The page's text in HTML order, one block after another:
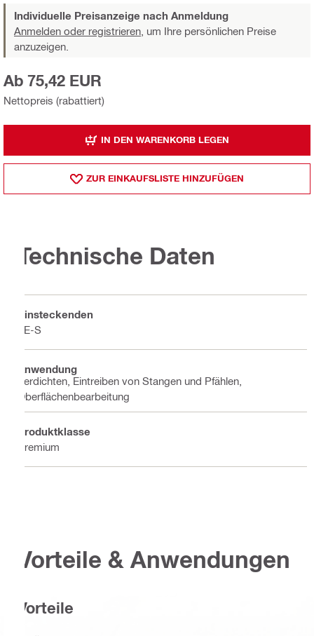
Individuelle Preisanzeige nach Anmeldung
Anmelden oder registrieren, um Ihre persönlichen Preise
anzuzeigen.
Nettopreis (rabattiert)
Ab 75,42 EUR
IN DEN WARENKORB LEGEN
ZUR EINKAUFSLISTE HINZUFÜGEN
Technische Daten
Einsteckenden
TE-S
Anwendung
Verdichten, Eintreiben von Stangen und Pfählen,
Oberflächenbearbeitung
Produktklasse
Premium
Vorteile & Anwendungen
Vorteile